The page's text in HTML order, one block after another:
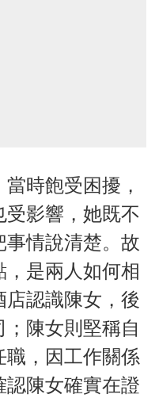
時飽受困擾，
影響，她既不
情說清楚。故
是兩人如何相
認識陳女，後
陳女則堅稱自
職，因工作關係
陳女確實在證